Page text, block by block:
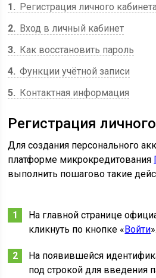
1
Регистрация личного
2
Вход в личный кабинет
3
Как восстановить пароль
4 Функции учётной записи
5
Контактная информация
Регистрация
Для создания персонального
платформе микрокредитования
выполнить пошагово такие
На главной странице
кликнуть по кнопке « Войти».
На появившейся
под строкой для введения